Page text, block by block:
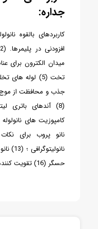
جداره:
حسگر (16) تقویت کننده ها در کامپوزیت ها. (17) ابرخازن